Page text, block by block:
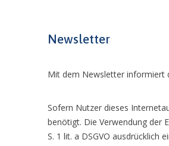
Newsletter
Mit dem Newsletter informiert
Sofern Nutzer dieses
benötigt. Die Verwendung der
S. 1 lit. a DSGVO ausdrücklich